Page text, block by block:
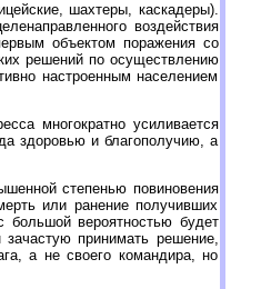
шахтеры, каскадеры).
воздействия
объектом поражения со
решений по осуществлению
настроенным населением
многократно усиливается
здоровью и благополучию, а
степенью повиновения
или ранение получивших
большой вероятностью будет
принимать решение,
а не своего командира, но